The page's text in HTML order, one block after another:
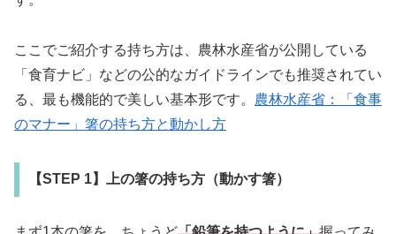
ここでご紹介する持ち方は、農林水産省が公開している
「食育ナビ」などの公的なガイドラインでも推奨されてい
る、最も機能的で美しい基本形です。 農林水産省：「食事
のマナー」箸の持ち方と動かし方
【STEP 1】上の箸の持ち方（動かす箸）